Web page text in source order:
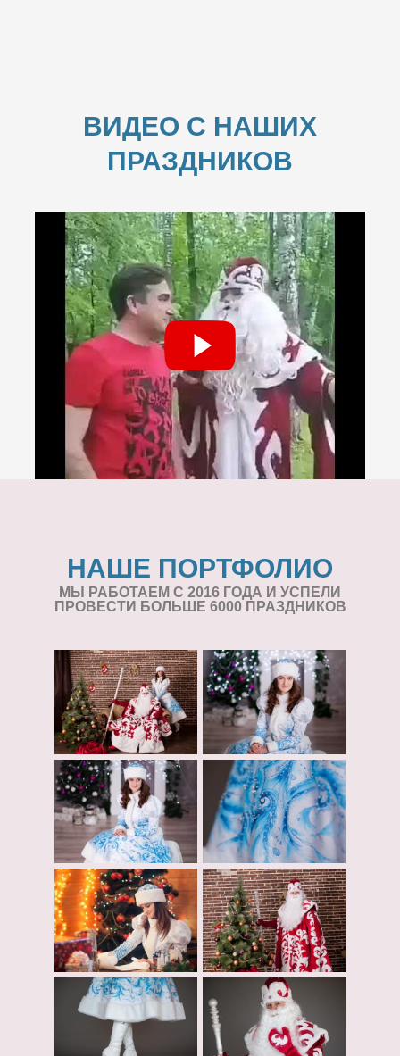
ВИДЕО С НАШИХ
ПРАЗДНИКОВ
НАШЕ ПОРТФОЛИО
МЫ РАБОТАЕМ С 2016 ГОДА И УСПЕЛИ
ПРОВЕСТИ БОЛЬШЕ 6000 ПРАЗДНИКОВ